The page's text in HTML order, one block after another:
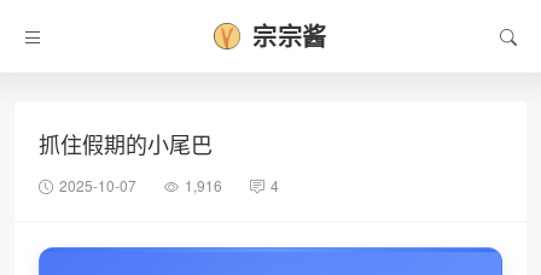
宗宗酱
抓住假期的小尾巴
2025-10-07 1,916 4